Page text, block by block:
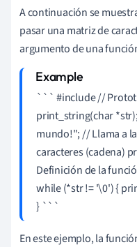
A continuación se
pasar una matriz de
argumento de una
``` #include//
print_string(char
mundo!"; // Llama a
caracteres (cadena)
Definición de la
while (*str != '\0') {
} ```
En este ejemplo, la